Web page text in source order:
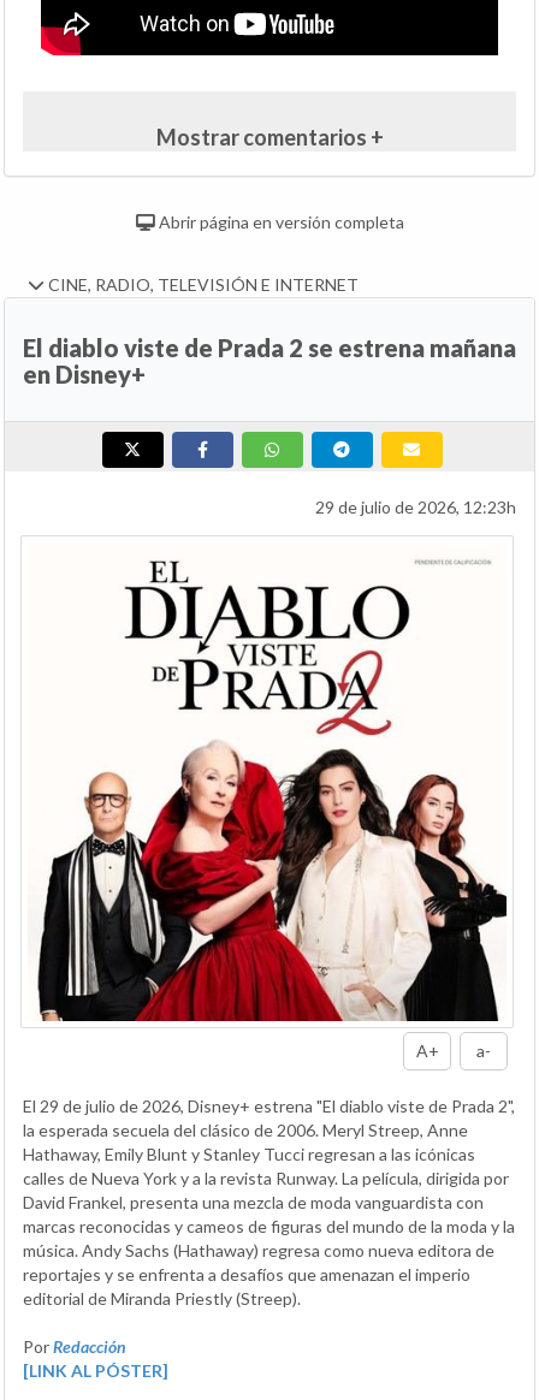
Mostrar comentarios +
Abrir página en versión completa
CINE, RADIO, TELEVISIÓN E INTERNET
El diablo viste de Prada 2 se estrena mañana
en Disney+
29 de julio de 2026, 12:23h
A+ a-
El 29 de julio de 2026, Disney+ estrena "El diablo viste de Prada 2",
la esperada secuela del clásico de 2006. Meryl Streep, Anne
Hathaway, Emily Blunt y Stanley Tucci regresan a las icónicas
calles de Nueva York y a la revista Runway. La película, dirigida por
David Frankel, presenta una mezcla de moda vanguardista con
marcas reconocidas y cameos de figuras del mundo de la moda y la
música. Andy Sachs (Hathaway) regresa como nueva editora de
reportajes y se enfrenta a desafíos que amenazan el imperio
editorial de Miranda Priestly (Streep).
PorRedacción
[LINK AL PÓSTER]